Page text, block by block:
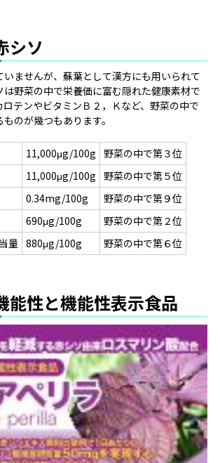
シソ
ませんが、蘇葉として漢方にも用いられて
は野菜の中で栄養価に富む隠れた健康素材で
テンやビタミンＢ２，Ｋなど、野菜の中で
のが幾つもあります。
11,000μg/100g 野菜の中で第３位
11,000μg/100g 野菜の中で第５位
0.34mg/100g
野菜の中で第９位
690μg/100g
野菜の中で第２位
量 880μg/100g 野菜の中で第６位
能性と機能性表示食品